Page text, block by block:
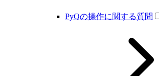
PyQの操作に関する質問